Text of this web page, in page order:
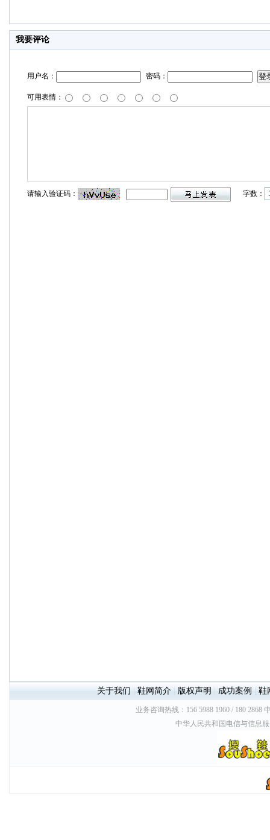
我要评论
用户名： 密码：
可用表情：
请输入验证码： 字数：
关于我们 鞋网简介| 版权声明 成功案例 鞋
业务咨询热线：156 5988 1960 / 180 2868
中华人民共和国电信与信息